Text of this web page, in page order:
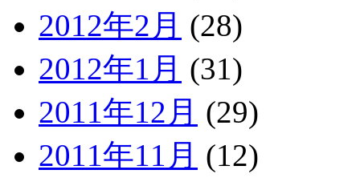
2012年2月 (28)
2012年1月 (31)
2011年12月 (29)
2011年11月 (12)